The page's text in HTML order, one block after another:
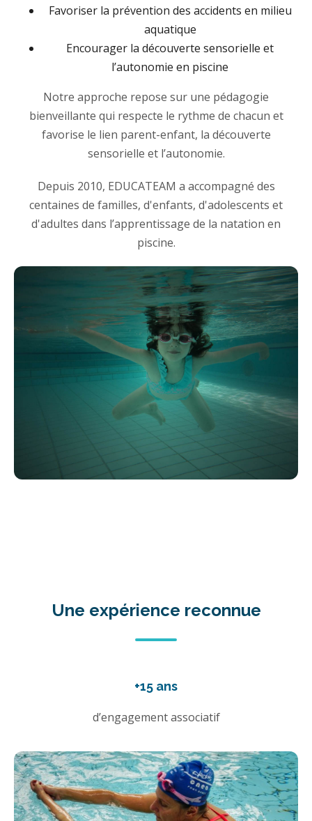
Favoriser la prévention des accidents en milieu
aquatique
Encourager la découverte sensorielle et
l’autonomie en piscine
Notre approche repose sur une pédagogie
bienveillante qui respecte le rythme de chacun et
favorise le lien parent-enfant, la découverte
sensorielle et l’autonomie.
Depuis 2010, EDUCATEAM a accompagné des
centaines de familles, d'enfants, d'adolescents et
d'adultes dans l’apprentissage de la natation en
piscine.
Une expérience reconnue
+15 ans
d’engagement associatif